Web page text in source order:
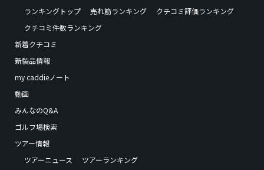
ランキングトップ
売れ筋ランキング
クチコミ評価ランキング
クチコミ件数ランキング
新着クチコミ
新製品情報
my caddieノート
動画
みんなのQ&A
ゴルフ場検索
ツアー情報
ツアーニュース
ツアーランキング